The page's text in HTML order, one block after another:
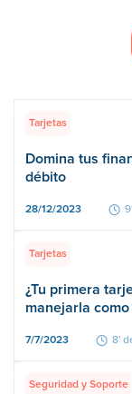
Tarjetas
Domina tus
débito
28/12/2023
Tarjetas
¿Tu primera
manejarla
7/7/2023 8'
Seguridad y Soporte